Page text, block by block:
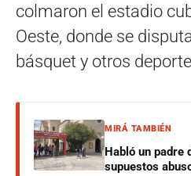
colmaron el estadio
Oeste, donde se
básquet y otros
MIRÁ TAMBIÉN
Habló un padre
supuestos